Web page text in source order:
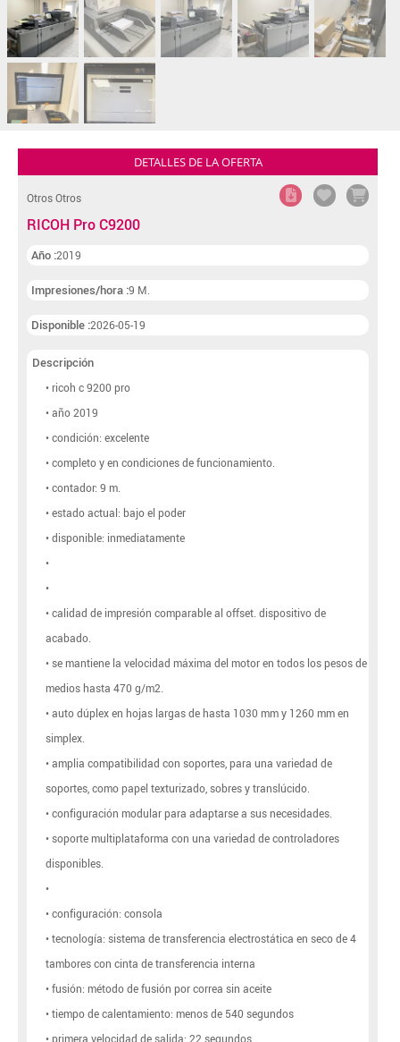
DETALLES DE LA OFERTA
Otros Otros
RICOH Pro C9200
Año :2019
Impresiones/hora :9 M.
Disponible :2026-05-19
Descripción
• ricoh c 9200 pro
• año 2019
• condición: excelente
• completo y en condiciones de funcionamiento.
• contador: 9 m.
• estado actual: bajo el poder
• disponible: inmediatamente
•
•
• calidad de impresión comparable al offset. dispositivo de
acabado.
• se mantiene la velocidad máxima del motor en todos los pesos de
medios hasta 470 g/m2.
• auto dúplex en hojas largas de hasta 1030 mm y 1260 mm en
simplex.
• amplia compatibilidad con soportes, para una variedad de
soportes, como papel texturizado, sobres y translúcido.
• configuración modular para adaptarse a sus necesidades.
• soporte multiplataforma con una variedad de controladores
disponibles.
•
• configuración: consola
• tecnología: sistema de transferencia electrostática en seco de 4
tambores con cinta de transferencia interna
• fusión: método de fusión por correa sin aceite
• tiempo de calentamiento: menos de 540 segundos
• primera velocidad de salida: 22 segundos